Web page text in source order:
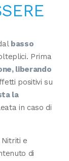
basso
Prima
liberando
positivi su
la
in caso di
Nitriti e
di